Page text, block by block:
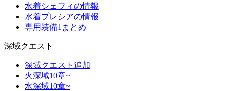
水着シェフィの情報
水着プレシアの情報
専用装備1まとめ
深域クエスト
深域クエスト追加
火深域10章~
水深域10章~